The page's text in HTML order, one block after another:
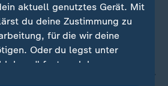
aktuell genutztes Gerät. Mit
du deine Zustimmung zu
für die wir deine
Oder du legst unter
fest, welchen